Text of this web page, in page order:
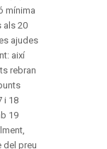
mínima
als 20
ajudes
així
rebran
i 18
19
del preu